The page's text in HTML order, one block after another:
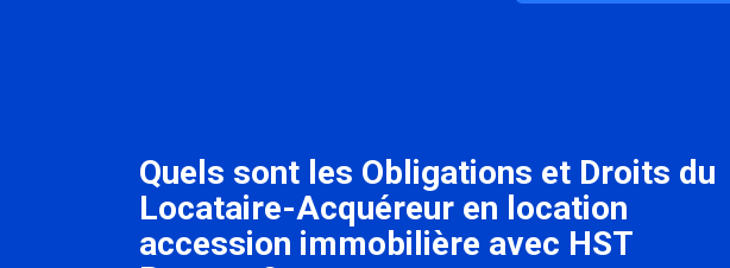
Quels sont les Obligations et Droits du
Locataire-Acquéreur en location
accession immobilière avec HST